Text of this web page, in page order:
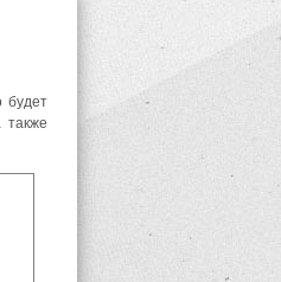
будет
также